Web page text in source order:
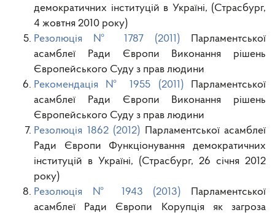
демократичних інституцій в Україні, (Страсбург,
4 жовтня 2010 року)
Резолюція № 1787 (2011) Парламентської
асамблеї Ради Європи Виконання рішень
Європейського Суду з прав людини
Рекомендація № 1955 (2011)Парламентської
асамблеї Ради Європи Виконання рішень
Європейського Суду з прав людини
Резолюція 1862 (2012) Парламентської асамблеї
Ради Європи Функціонування демократичних
інституцій в Україні, (Страсбург, 26 січня 2012
року)
Резолюція № 1943 (2013) Парламентської
асамблеї Ради Європи Корупція як загроза